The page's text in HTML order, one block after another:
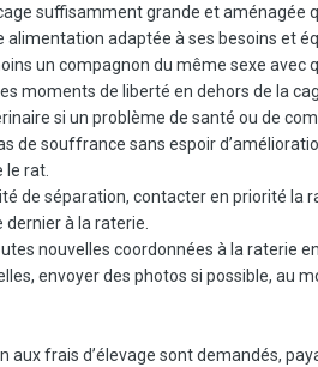
suffisamment grande et aménagée
alimentation adaptée à ses besoins et
un compagnon du même sexe avec
moments de liberté en dehors de la
si un problème de santé ou de
de souffrance sans espoir
le rat.
de séparation, contacter en priorité la
à la raterie.
nouvelles coordonnées à la raterie
envoyer des photos si possible, au
aux frais d’élevage sont demandés,